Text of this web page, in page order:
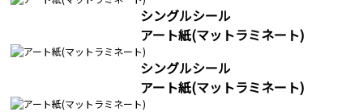
シングルシール
アート紙(マットラミネート)
シングルシール
アート紙(マットラミネート)